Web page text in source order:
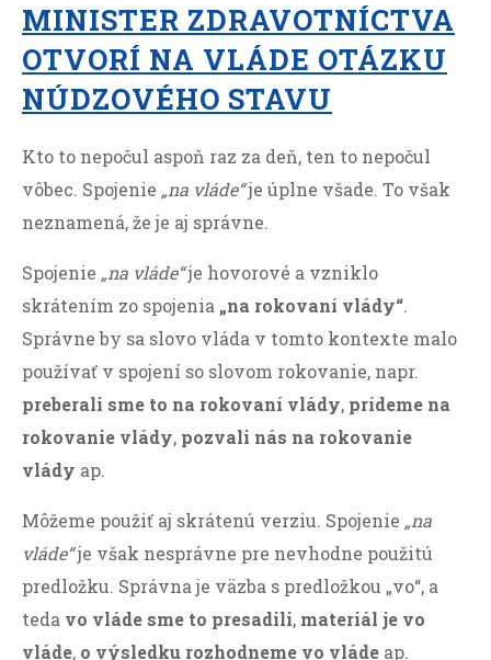
MINISTER ZDRAVOTNÍCTVA
OTVORÍ NA VLÁDE OTÁZKU
NÚDZOVÉHO STAVU
Kto to nepočul aspoň raz za deň, ten to nepočul
vôbec. Spojenie „na vláde“je úplne všade. To však
neznamená, že je aj správne.
Spojenie „na vláde“je hovorové a vzniklo
skrátením zo spojenia „na rokovaní vlády“.
Správne by sa slovo vláda v tomto kontexte malo
používať v spojení so slovom rokovanie, napr.
preberali sme to na rokovaní vlády, prídeme na
rokovanie vlády, pozvali nás na rokovanie
vlády ap.
Môžeme použiť aj skrátenú verziu. Spojenie „na
vláde“je však nesprávne pre nevhodne použitú
predložku. Správna je väzba s predložkou „vo“, a
teda vo vláde sme to presadili, materiál je vo
vláde, o výsledku rozhodneme vo vláde ap.